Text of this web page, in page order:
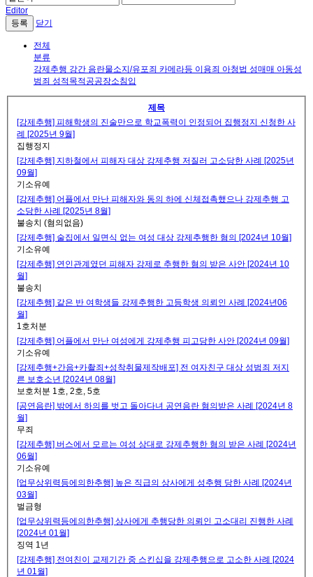
Editor
닫기
전체
분류
강제추행 강간 음란물소지/유포죄 카메라등 이용죄 아청법 성매매 아동성
범죄 성적목적공공장소침입
제목
[강제추행] 피해학생의 진술만으로 학교폭력이 인정되어 집행정지 신청한 사
례 [2025년 9월]
집행정지
[강제추행] 지하철에서 피해자 대상 강제추행 저질러 고소당한 사례 [2025년
09월]
기소유예
[강제추행] 어플에서 만난 피해자와 동의 하에 신체접촉했으나 강제추행 고
소당한 사례 [2025년 8월]
불송치 (혐의없음)
[강제추행] 술집에서 일면식 없는 여성 대상 강제추행한 혐의 [2024년 10월]
기소유예
[강제추행] 연인관계였던 피해자 강제로 추행한 혐의 받은 사안 [2024년 10
월]
불송치
[강제추행] 같은 반 여학생들 강제추행한 고등학생 의뢰인 사례 [2024년06
월]
1호처분
[강제추행] 어플에서 만난 여성에게 강제추행 피고당한 사안 [2024년 09월]
기소유예
[강제추행+간음+카촬죄+성착취물제작배포] 전 여자친구 대상 성범죄 저지
른 보호소년 [2024년 08월]
보호처분 1호, 2호, 5호
[공연음란] 밖에서 하의를 벗고 돌아다녀 공연음란 혐의받은 사례 [2024년 8
월]
무죄
[강제추행] 버스에서 모르는 여성 상대로 강제추행한 혐의 받은 사례 [2024년
06월]
기소유예
[업무상위력등에의한추행] 높은 직급의 상사에게 성추행 당한 사례 [2024년
03월]
벌금형
[업무상위력등에의한추행] 상사에게 추행당한 의뢰인 고소대리 진행한 사례
[2024년 01월]
징역 1년
[강제추행] 전여친이 교제기간 중 스킨십을 강제추행으로 고소한 사례 [2024
년 01월]